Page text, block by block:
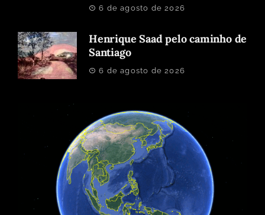
6 de agosto de 2026
Henrique Saad pelo caminho de
Santiago
6 de agosto de 2026